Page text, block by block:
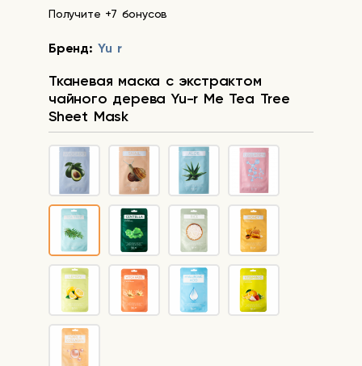
Получите +7 бонусов
Бренд: Yu r
Тканевая маска с экстрактом
чайного дерева Yu-r Me Tea Tree
Sheet Mask